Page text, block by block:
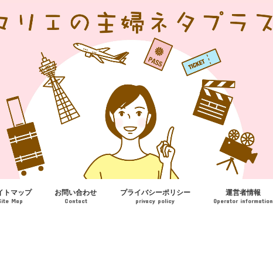
トマップ
Map
お問い合わせ
Contact
プライバシーポリシー
privacy policy
運営者情報
Operator information